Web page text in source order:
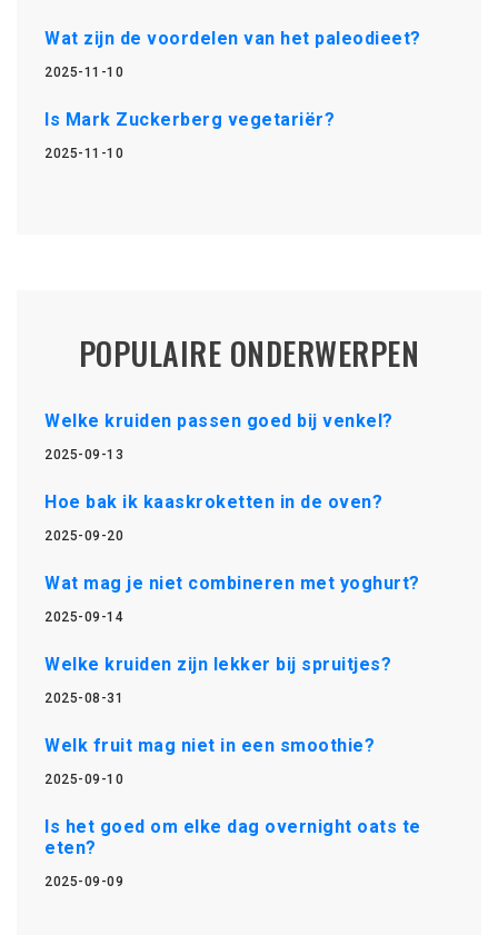
Wat zijn de voordelen van het paleodieet?
2025-11-10
Is Mark Zuckerberg vegetariër?
2025-11-10
POPULAIRE ONDERWERPEN
Welke kruiden passen goed bij venkel?
2025-09-13
Hoe bak ik kaaskroketten in de oven?
2025-09-20
Wat mag je niet combineren met yoghurt?
2025-09-14
Welke kruiden zijn lekker bij spruitjes?
2025-08-31
Welk fruit mag niet in een smoothie?
2025-09-10
Is het goed om elke dag overnight oats te
eten?
2025-09-09